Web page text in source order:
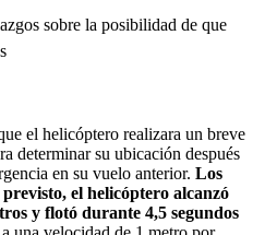
sobre la posibilidad de que
el helicóptero realizara un breve
determinar su ubicación después
en su vuelo anterior. Los
el helicóptero alcanzó
y flotó durante 4,5 segundos